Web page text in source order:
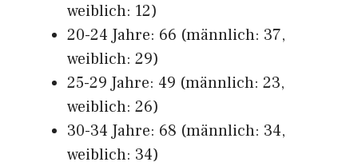
weiblich: 12)
20-24 Jahre: 66 (männlich: 37,
weiblich: 29)
25-29 Jahre: 49 (männlich: 23,
weiblich: 26)
30-34 Jahre: 68 (männlich: 34,
weiblich: 34)